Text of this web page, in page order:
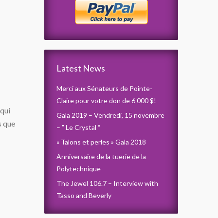
que
Latest News
Merci aux Sénateurs de Pointe-
Claire pour votre don de 6 000 $!
Gala 2019 – Vendredi, 15 novembre
– ” Le Crystal “
« Talons et perles » Gala 2018
Anniversaire de la tuerie de la
Polytechnique
The Jewel 106.7 – Interview with
Tasso and Beverly